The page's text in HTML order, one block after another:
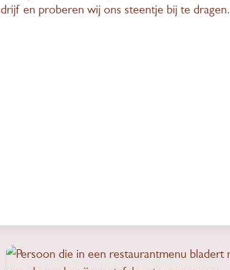
en proberen wij ons steentje bij te dragen.